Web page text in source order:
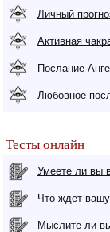
Личный
Активная
Послание
Любовное
Тесты онлайн
Умеете ли вы
Что ждет
Мыслите ли